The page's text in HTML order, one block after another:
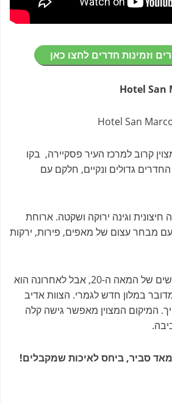
וזמינות חדרים לחצו כאן
קרוב למרכז העיר פסקיירה, בקו
גדולים ונקיים, חלקם עם
חיצונית וגינה ירוקה ושקטה. ארוחת
עם מבחר עצום של מאפים, פירות, ירקות
המלון פועל משנות השישים של המאה ה-20, אבל לאחרונה הוא
במלון חדש לגמרי. הצוות אדיב
המיקום המצוין מאפשר גישה קלה
מאד סביר, ביחס לאיכות שמקבלים!